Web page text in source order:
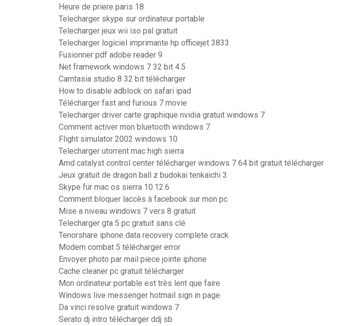
Heure de priere paris 18
Telecharger skype sur ordinateur portable
Telecharger jeux wii iso pal gratuit
Telecharger logiciel imprimante hp officejet 3833
Fusionner pdf adobe reader 9
Net framework windows 7 32 bit 4.5
Camtasia studio 8 32 bit télécharger
How to disable adblock on safari ipad
Télécharger fast and furious 7 movie
Telecharger driver carte graphique nvidia gratuit windows 7
Comment activer mon bluetooth windows 7
Flight simulator 2002 windows 10
Telecharger utorrent mac high sierra
Amd catalyst control center télécharger windows 7 64 bit gratuit télécharger
Jeux gratuit de dragon ball z budokai tenkaichi 3
Skype für mac os sierra 10.12.6
Comment bloquer laccès à facebook sur mon pc
Mise a niveau windows 7 vers 8 gratuit
Telecharger gta 5 pc gratuit sans clé
Tenorshare iphone data recovery complete crack
Modern combat 5 télécharger error
Envoyer photo par mail piece jointe iphone
Cache cleaner pc gratuit télécharger
Mon ordinateur portable est très lent que faire
Windows live messenger hotmail sign in page
Da vinci resolve gratuit windows 7
Serato dj intro télécharger ddj sb